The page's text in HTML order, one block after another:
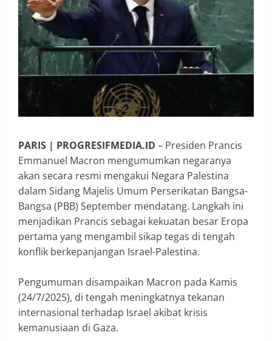
PARIS | PROGRESIFMEDIA.ID – Presiden Prancis
Emmanuel Macron mengumumkan negaranya
akan secara resmi mengakui Negara Palestina
dalam Sidang Majelis Umum Perserikatan Bangsa-
Bangsa (PBB) September mendatang. Langkah ini
menjadikan Prancis sebagai kekuatan besar Eropa
pertama yang mengambil sikap tegas di tengah
konflik berkepanjangan Israel-Palestina.
Pengumuman disampaikan Macron pada Kamis
(24/7/2025), di tengah meningkatnya tekanan
internasional terhadap Israel akibat krisis
kemanusiaan di Gaza.